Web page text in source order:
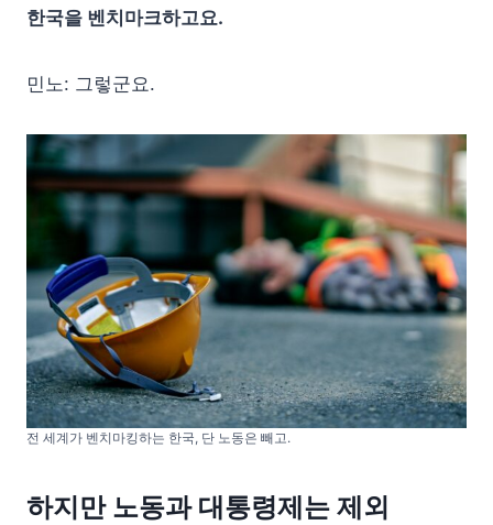
한국을 벤치마크하고요.
민노: 그렇군요.
전 세계가 벤치마킹하는 한국, 단 노동은 빼고.
하지만 노동과 대통령제는 제외